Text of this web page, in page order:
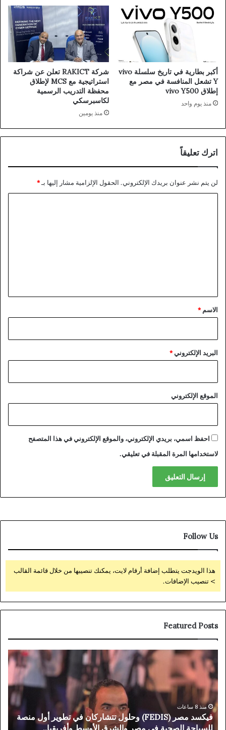
أكبر بطارية في تاريخ سلسلة vivo
Y تشعل المنافسة في مصر مع
إطلاق vivo Y500
منذ يوم واحد
شركة RAKICT تعلن عن شراكة
استراتيجية مع MCS لإطلاق
محفظة التدريب الرسمية
لكاسبرسكي
منذ يومين
اترك تعليقاً
لن يتم نشر عنوان بريدك الإلكتروني. الحقول الإلزامية مشار إليها بـ*
*
الاسم *
البريد الإلكتروني*
الموقع الإلكتروني
احفظ اسمي، بريدي الإلكتروني، والموقع الإلكتروني في هذا المتصفح
لاستخدامها المرة المقبلة في تعليقي.
Follow Us
هذا الويدجت يتطلب إضافة أرقام لايت، يمكنك تنصيبها من خلال قائمة القالب
> تنصيب الإضافات.
Featured Posts
فيكسد
مصر
وحلول
تتشاركان
في
تطوير
منذ 8 ساعات
فيكسد مصر (FEDIS) وحلول تتشاركان في تطوير أول منصة